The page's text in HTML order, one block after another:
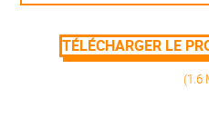
TÉLÉCHARGER LE
(1.6